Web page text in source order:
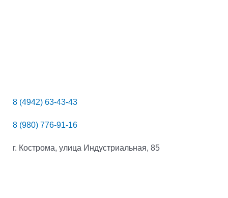
8 (4942) 63-43-43
8 (980) 776-91-16
г. Кострома, улица Индустриальная, 85